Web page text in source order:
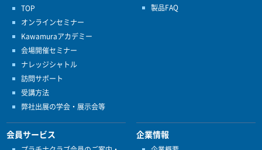
TOP
オンラインセミナー
Kawamuraアカデミー
会場開催セミナー
ナレッジシャトル
訪問サポート
受講方法
弊社出展の学会・展示会等
製品FAQ
会員サービス 企業情報